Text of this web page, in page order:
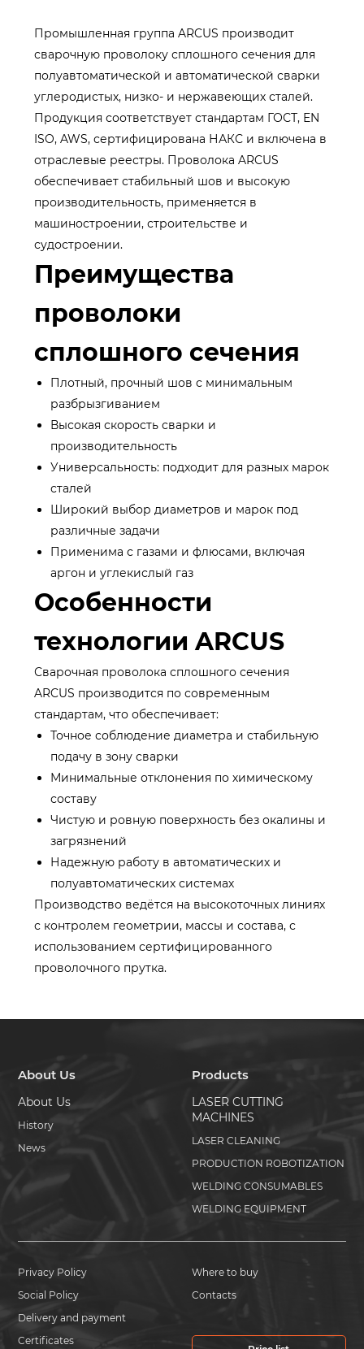
Промышленная группа ARCUS производит
сварочную проволоку сплошного сечения для
полуавтоматической и автоматической сварки
углеродистых, низко- и нержавеющих сталей.
Продукция соответствует стандартам ГОСТ, EN
ISO, AWS, сертифицирована НАКС и включена в
отраслевые реестры. Проволока ARCUS
обеспечивает стабильный шов и высокую
производительность, применяется в
машиностроении, строительстве и
судостроении.
Преимущества
проволоки
сплошного сечения
Плотный, прочный шов с минимальным
разбрызгиванием
Высокая скорость сварки и
производительность
Универсальность: подходит для разных марок
сталей
Широкий выбор диаметров и марок под
различные задачи
Применима с газами и флюсами, включая
аргон и углекислый газ
Особенности
технологии ARCUS
Сварочная проволока сплошного сечения
ARCUS производится по современным
стандартам, что обеспечивает:
Точное соблюдение диаметра и стабильную
подачу в зону сварки
Минимальные отклонения по химическому
составу
Чистую и ровную поверхность без окалины и
загрязнений
Надежную работу в автоматических и
полуавтоматических системах
Производство ведётся на высокоточных линиях
с контролем геометрии, массы и состава, с
использованием сертифицированного
проволочного прутка.
About Us
About Us
History
News
Products
LASER CUTTING
MACHINES
LASER CLEANING
PRODUCTION ROBOTIZATION
WELDING CONSUMABLES
WELDING EQUIPMENT
Privacy Policy
Social Policy
Delivery and payment
Certificates
Where to buy
Contacts